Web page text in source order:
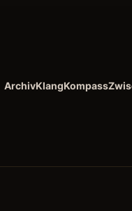
ArchivKlangKompass